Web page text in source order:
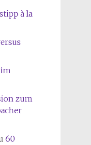
à la
zum
60